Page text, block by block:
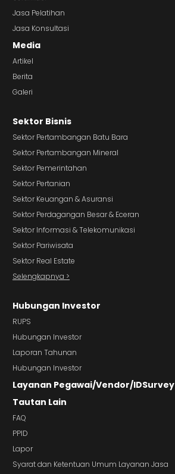
Jasa Pelatihan
Jasa Konsultasi
Media
Artikel
Berita
Galeri
Sektor Bisnis
Sektor Pertambangan Batu Bara
Sektor Pertambangan Mineral
Sektor Pemerintahan
Sektor Pertanian
Sektor Keuangan & Asuransi
Sektor Perdagangan Besar & Eceran
Sektor Informasi & Telekomunikasi
Sektor Pariwisata
Sektor Real Estate
Selengkapnya >
Hubungan Investor
RUPS
Hubungan Investor
Laporan Tahunan
Hubungan Investor
Layanan Pegawai/Vendor/IDSurvey
Tautan Lain
FAQ
PPID
Lapor
Syarat dan Ketentuan Umum Layanan Jasa